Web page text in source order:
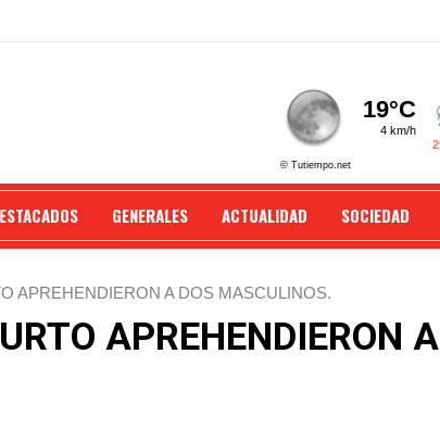
GENERALES ACTUALIDAD SOCIEDAD
APREHENDIERON A DOS MASCULINOS.
APREHENDIERON A